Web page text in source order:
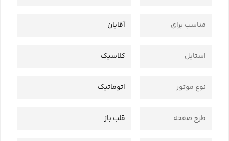
مناسب برای آقایان
استایل کلاسیک
نوع موتور اتوماتیک
طرح صفحه قلب باز